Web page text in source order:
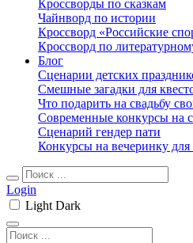
Кроссворды по сказкам
Чайнворд по истории
Кроссворд «Российские
Кроссворд по
Блог
Сценарии детских
Смешные загадки для
Что подарить на свадьбу
Современные конкурсы на
Сценарий гендер пати
Конкурсы на вечеринку для
Login
Light Dark